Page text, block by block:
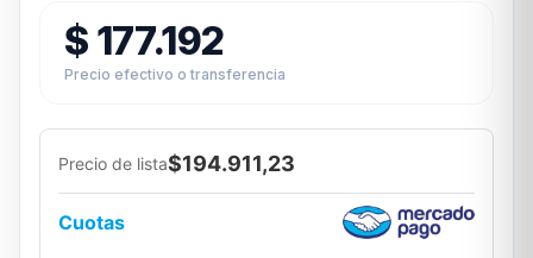
$ 177.192
Precio efectivo o transferencia
Precio de lista$194.911,23
Cuotas